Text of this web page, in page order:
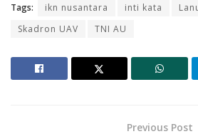
Tags: ikn nusantara inti kata
Skadron UAV
TNI AU
Previous Post